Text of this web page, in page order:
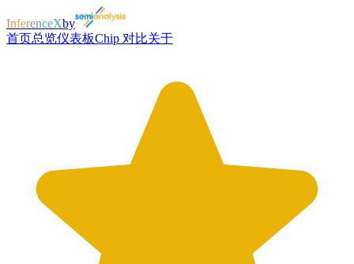
InferenceXby
首页总览仪表板Chip 对比关于